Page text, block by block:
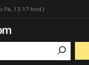
Pá, 13-17 hod.)